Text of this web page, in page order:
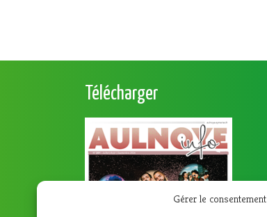
Gérer le consentement
Télécharger